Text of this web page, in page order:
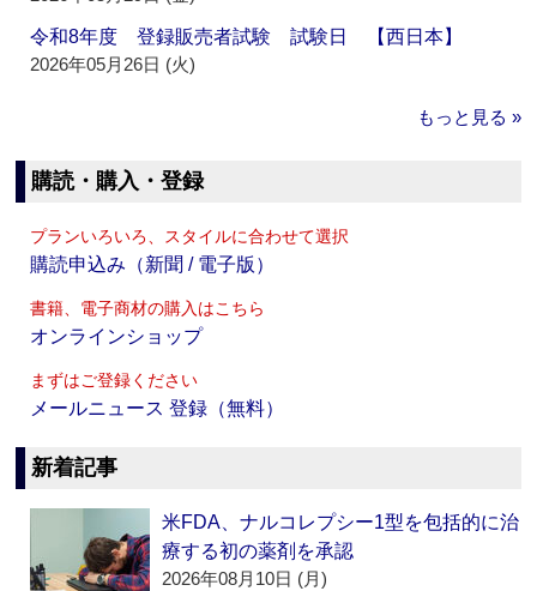
令和8年度 登録販売者試験 試験日 【西日本】
2026年05月26日 (火)
もっと見る »
購読・購入・登録
プランいろいろ、スタイルに合わせて選択
購読申込み（新聞 / 電子版）
書籍、電子商材の購入はこちら
オンラインショップ
まずはご登録ください
メールニュース 登録（無料）
新着記事
米FDA、ナルコレプシー1型を包括的に治
療する初の薬剤を承認
2026年08月10日 (月)